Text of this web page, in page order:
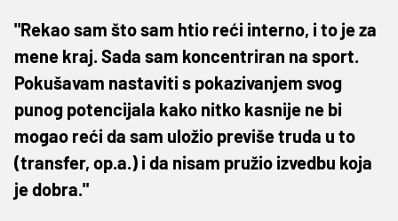
"Rekao sam što sam htio reći interno, i to je za
mene kraj. Sada sam koncentriran na sport.
Pokušavam nastaviti s pokazivanjem svog
punog potencijala kako nitko kasnije ne bi
mogao reći da sam uložio previše truda u to
(transfer, op.a.) i da nisam pružio izvedbu koja
je dobra."